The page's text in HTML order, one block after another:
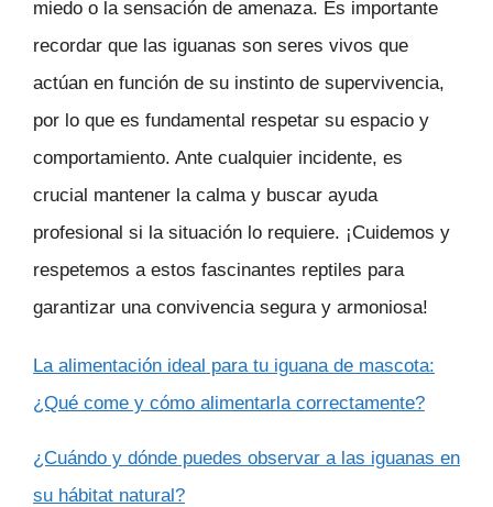
miedo o la sensación de amenaza. Es importante
recordar que las iguanas son seres vivos que
actúan en función de su instinto de supervivencia,
por lo que es fundamental respetar su espacio y
comportamiento. Ante cualquier incidente, es
crucial mantener la calma y buscar ayuda
profesional si la situación lo requiere. ¡Cuidemos y
respetemos a estos fascinantes reptiles para
garantizar una convivencia segura y armoniosa!
La alimentación ideal para tu iguana de mascota:
¿Qué come y cómo alimentarla correctamente?
¿Cuándo y dónde puedes observar a las iguanas en
su hábitat natural?